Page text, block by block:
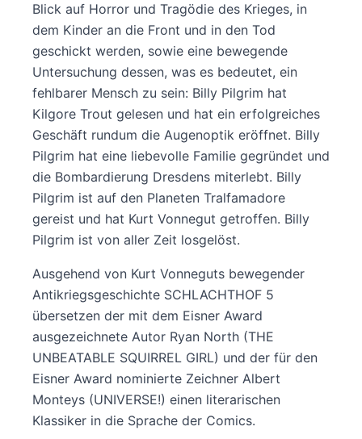
Blick auf Horror und Tragödie des Krieges, in
dem Kinder an die Front und in den Tod
geschickt werden, sowie eine bewegende
Untersuchung dessen, was es bedeutet, ein
fehlbarer Mensch zu sein: Billy Pilgrim hat
Kilgore Trout gelesen und hat ein erfolgreiches
Geschäft rundum die Augenoptik eröffnet. Billy
Pilgrim hat eine liebevolle Familie gegründet und
die Bombardierung Dresdens miterlebt. Billy
Pilgrim ist auf den Planeten Tralfamadore
gereist und hat Kurt Vonnegut getroffen. Billy
Pilgrim ist von aller Zeit losgelöst.
Ausgehend von Kurt Vonneguts bewegender
Antikriegsgeschichte SCHLACHTHOF 5
übersetzen der mit dem Eisner Award
ausgezeichnete Autor Ryan North (THE
UNBEATABLE SQUIRREL GIRL) und der für den
Eisner Award nominierte Zeichner Albert
Monteys (UNIVERSE!) einen literarischen
Klassiker in die Sprache der Comics.